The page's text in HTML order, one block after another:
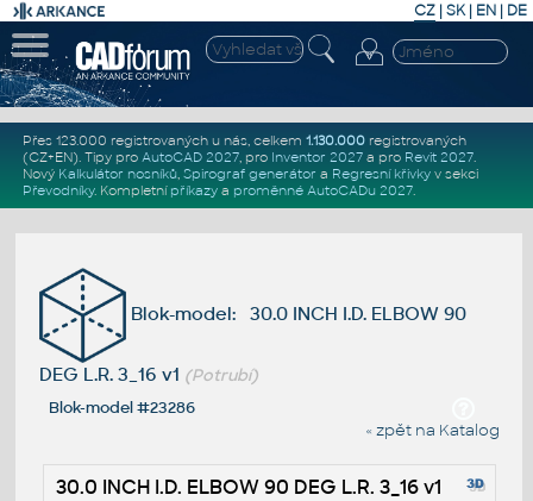
CZ | SK| EN | DE
Přes 123.000 registrovaných u nás, celkem 1.130.000registrovaných
(CZ+EN). Tipy pro AutoCAD 2027, pro Inventor 2027a pro Revit 2027.
Nový Kalkulátor nosníků, Spirograf generátor a Regresní křivkyv sekci
Převodníky. Kompletní příkazya proměnné AutoCADu 2027.
Blok-model: 30.0 INCH I.D. ELBOW 90
DEG L.R. 3_16 v1 (Potrubí)
Blok-model #23286
« zpět na Katalog
30.0 INCH I.D. ELBOW 90 DEG L.R. 3_16 v1